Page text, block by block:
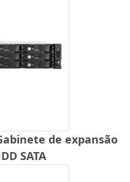
de expansão
SATA